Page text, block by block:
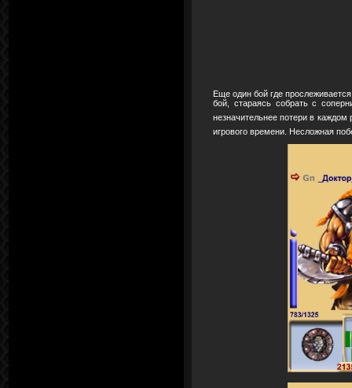
Еще один бой где
бой, стараясь собрать с
незначительнее потери в каждом
игрового времени. Несложная